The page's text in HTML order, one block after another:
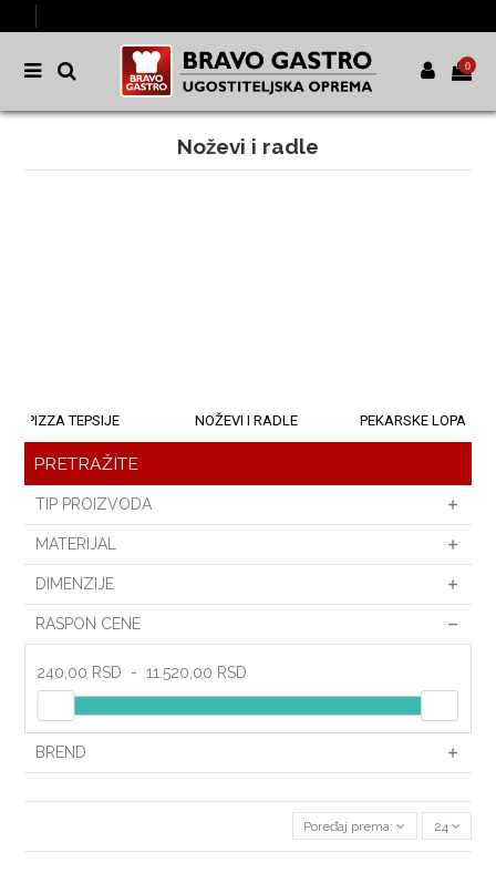
0
Noževi i radle
PIZZA TEPSIJE NOŽEVI I RADLE PEKARSKE LOPATE
PRETRAŽITE
TIP PROIZVODA
MATERIJAL
DIMENZIJE
RASPON CENE
240,00 RSD - 11.520,00 RSD
BREND
Poređaj prema: 24